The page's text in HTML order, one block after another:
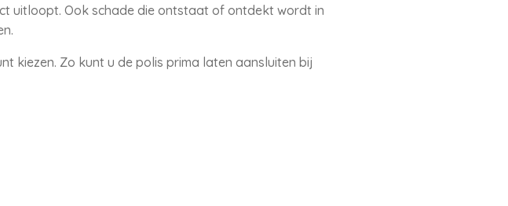
uitloopt. Ook schade die ontstaat of ontdekt wordt in
kiezen. Zo kunt u de polis prima laten aansluiten bij